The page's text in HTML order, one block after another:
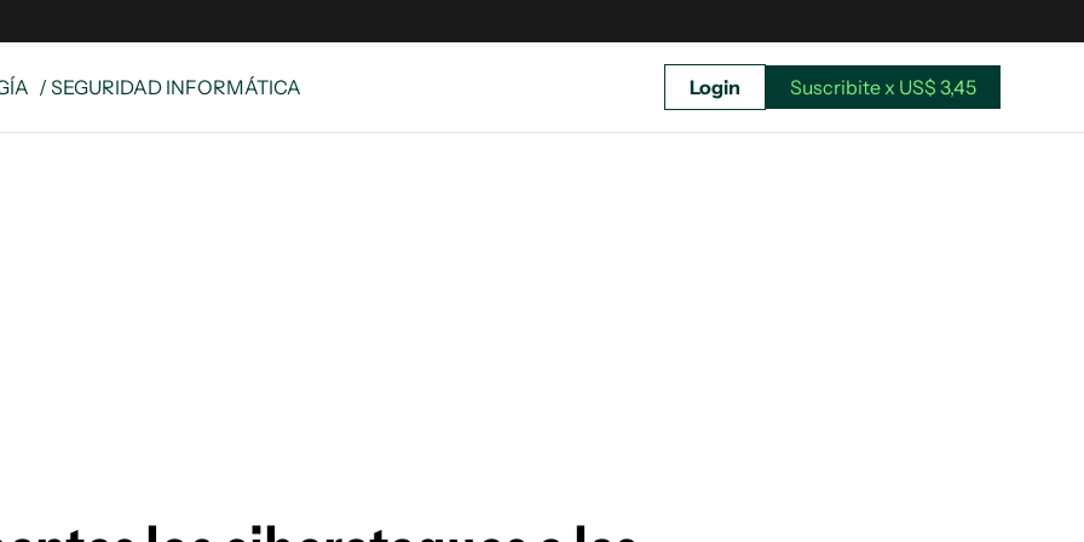
/ SEGURIDAD INFORMÁTICA Login Suscribite x US$ 3,45